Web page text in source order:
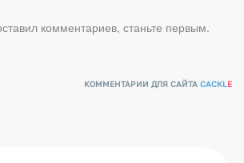
комментариев, станьте первым.
КОММЕНТАРИИ ДЛЯ САЙТАCACKLE